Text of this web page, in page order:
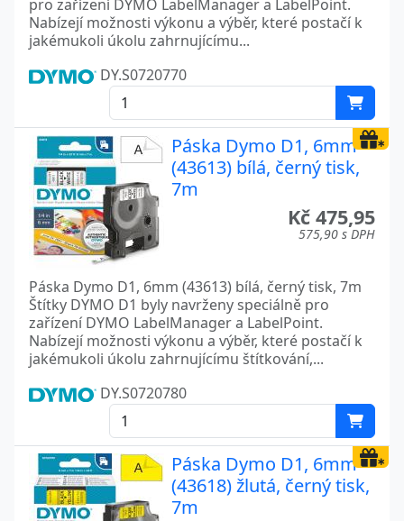
pro zařízení DYMO LabelManager a LabelPoint.
Nabízejí možnosti výkonu a výběr, které postačí k
jakémukoli úkolu zahrnujícímu...
DY.S0720770
Páska Dymo D1, 6mm
(43613) bílá, černý tisk,
7m
Kč 475,95
575,90 s DPH
Páska Dymo D1, 6mm (43613) bílá, černý tisk, 7m
Štítky DYMO D1 byly navrženy speciálně pro
zařízení DYMO LabelManager a LabelPoint.
Nabízejí možnosti výkonu a výběr, které postačí k
jakémukoli úkolu zahrnujícímu štítkování,...
DY.S0720780
Páska Dymo D1, 6mm
(43618) žlutá, černý tisk,
7m